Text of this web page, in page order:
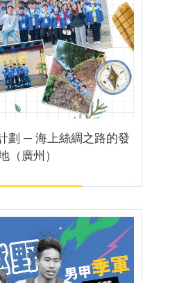
劃 ─ 海上絲綢之路的發
（廣州）